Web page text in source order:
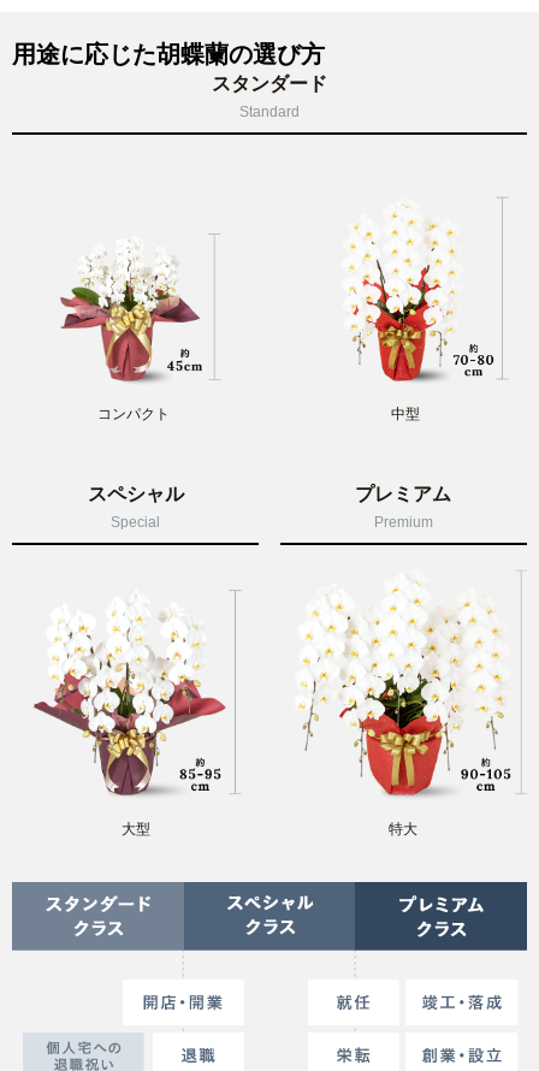
用途に応じた胡蝶蘭の選び方
スタンダード
Standard
コンパクト 中型
スペシャル
Special
大型
プレミアム
Premium
特大